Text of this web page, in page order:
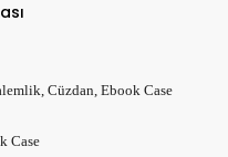
Cüzdan, Ebook Case
Case